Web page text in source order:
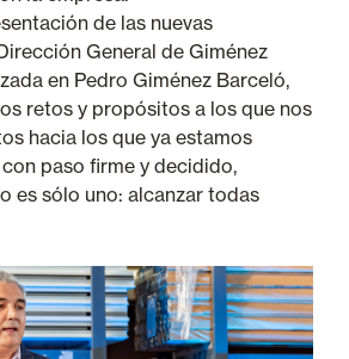
de las nuevas
General de Giménez
en Pedro Giménez Barceló,
retos y propósitos a los que nos
hacia los que ya estamos
paso firme y decidido,
es sólo uno: alcanzar todas